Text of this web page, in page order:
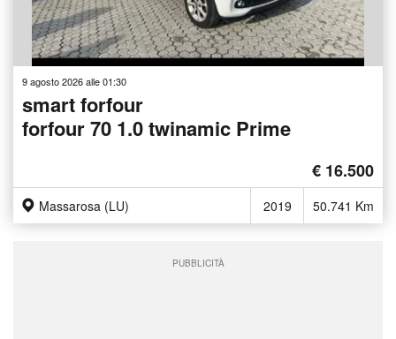
9 agosto 2026 alle 01:30
smart forfour
forfour 70 1.0 twinamic Prime
€ 16.500
Massarosa (LU) 2019 50.741 Km
PUBBLICITÀ